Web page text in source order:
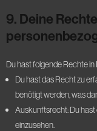
9. Deine
Du hast folgende Rechte
Du hast das Recht zu
benötigt werden, was
Auskunftsrecht: Du
einzusehen.